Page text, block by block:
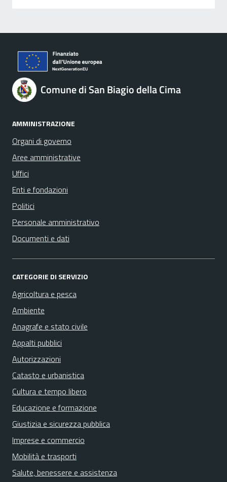
Comune di San Biagio della Cima
AMMINISTRAZIONE
Organi di governo
Aree amministrative
Uffici
Enti e fondazioni
Politici
Personale amministrativo
Documenti e dati
CATEGORIE DI SERVIZIO
Agricoltura e pesca
Ambiente
Anagrafe e stato civile
Appalti pubblici
Autorizzazioni
Catasto e urbanistica
Cultura e tempo libero
Educazione e formazione
Giustizia e sicurezza pubblica
Imprese e commercio
Mobilità e trasporti
Salute, benessere e assistenza